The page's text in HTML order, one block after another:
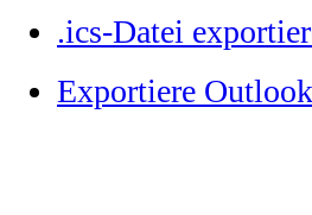
.ics-Datei
Exportiere